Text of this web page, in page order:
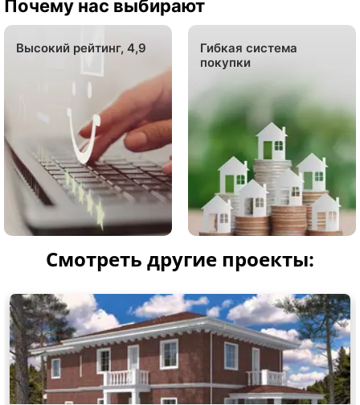
Почему нас выбирают
Высокий рейтинг, 4,9
Гибкая система
покупки
Смотреть другие проекты: